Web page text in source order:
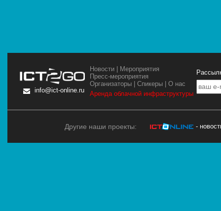
info@ict-online.ru
Новости | Мероприятия
Пресс-мероприятия
Организаторы |Спикеры |О нас
Аренда облачной инфраструктуры
Другие наши проекты: -